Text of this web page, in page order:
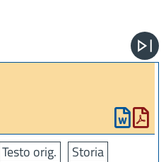
Testo orig.
Storia